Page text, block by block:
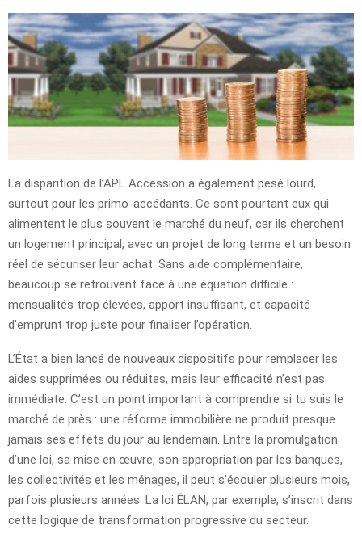
La disparition de l’APL Accession a également pesé lourd,
surtout pour les primo-accédants. Ce sont pourtant eux qui
alimentent le plus souvent le marché du neuf, car ils cherchent
un logement principal, avec un projet de long terme et un besoin
réel de sécuriser leur achat. Sans aide complémentaire,
beaucoup se retrouvent face à une équation difficile :
mensualités trop élevées, apport insuffisant, et capacité
d’emprunt trop juste pour finaliser l’opération.
L’État a bien lancé de nouveaux dispositifs pour remplacer les
aides supprimées ou réduites, mais leur efficacité n’est pas
immédiate. C’est un point important à comprendre si tu suis le
marché de près : une réforme immobilière ne produit presque
jamais ses effets du jour au lendemain. Entre la promulgation
d’une loi, sa mise en œuvre, son appropriation par les banques,
les collectivités et les ménages, il peut s’écouler plusieurs mois,
parfois plusieurs années. La loi ÉLAN, par exemple, s’inscrit dans
cette logique de transformation progressive du secteur.